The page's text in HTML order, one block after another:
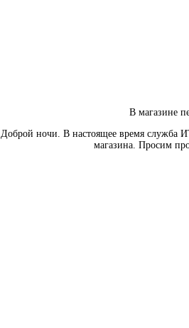
В магазине
Доброй ночи. В настоящее время служба
магазина. Просим